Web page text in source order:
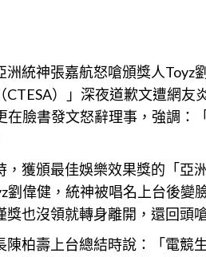
洲統神張嘉航怒嗆頒獎人Toyz
CTESA）」深夜道歉文遭網
臉書發文怒辭理事，強調：
，獲頒最佳娛樂效果獎的「亞
劉偉健，統神被唱名上台後變
獎也沒領就轉身離開，還回頭
陳柏壽上台總結時說：「電競